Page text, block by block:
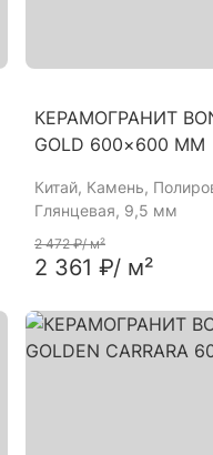
КЕРАМОГРАНИТ
GOLD 600×600 ММ
Китай, Камень,
Глянцевая, 9,5 мм
2 472 ₽/ м²
2 361 ₽/ м²